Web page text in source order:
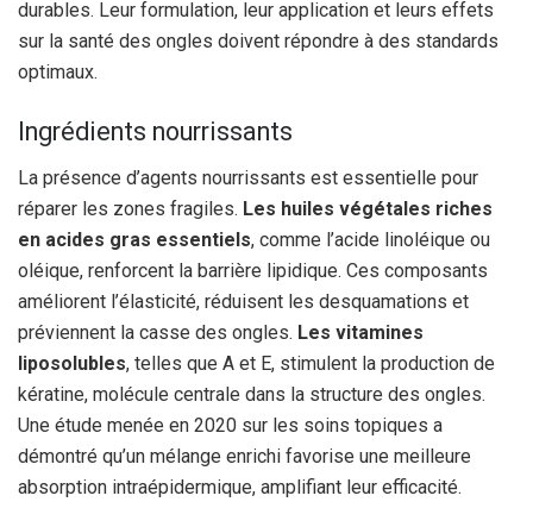
durables. Leur formulation, leur application et leurs effets
sur la santé des ongles doivent répondre à des standards
optimaux.
Ingrédients nourrissants
La présence d’agents nourrissants est essentielle pour
réparer les zones fragiles. Les huiles végétales riches
en acides gras essentiels, comme l’acide linoléique ou
oléique, renforcent la barrière lipidique. Ces composants
améliorent l’élasticité, réduisent les desquamations et
préviennent la casse des ongles. Les vitamines
liposolubles, telles que A et E, stimulent la production de
kératine, molécule centrale dans la structure des ongles.
Une étude menée en 2020 sur les soins topiques a
démontré qu’un mélange enrichi favorise une meilleure
absorption intraépidermique, amplifiant leur efficacité.